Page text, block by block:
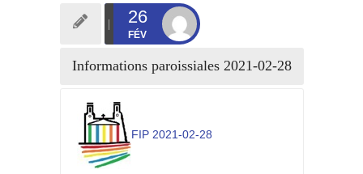
26
FÉV
Informations paroissiales 2021-02-28
FIP 2021-02-28